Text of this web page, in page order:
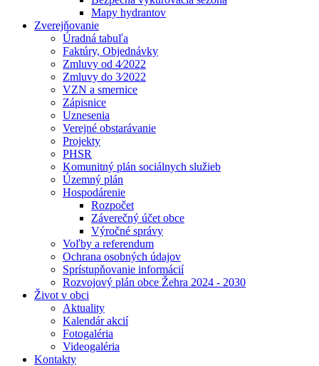
Mapy hydrantov
Zverejňovanie
Úradná tabuľa
Faktúry, Objednávky
Zmluvy od 4⁄2022
Zmluvy do 3⁄2022
VZN a smernice
Zápisnice
Uznesenia
Verejné obstarávanie
Projekty
PHSR
Komunitný plán sociálnych služieb
Územný plán
Hospodárenie
Rozpočet
Záverečný účet obce
Výročné správy
Voľby a referendum
Ochrana osobných údajov
Sprístupňovanie informácií
Rozvojový plán obce Žehra 2024 - 2030
Život v obci
Aktuality
Kalendár akcií
Fotogaléria
Videogaléria
Kontakty